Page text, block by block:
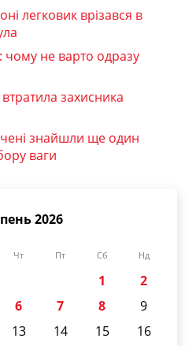
легковик врізався в
чому не варто одразу
захисника
знайшли ще один
ваги
2026
Чт Пт Сб Нд
1
2
6 7 8
9
13 14 15
16